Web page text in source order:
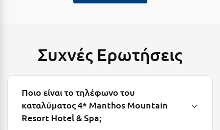
Μαρώνεια
Μεθώνη
Μεσολόγγι
Μεσσηνία
Συχνές Ερωτήσεις
Ποιο είναι το τηλέφωνο του
καταλύματος 4* Manthos Mountain
Resort Hotel & Spa;